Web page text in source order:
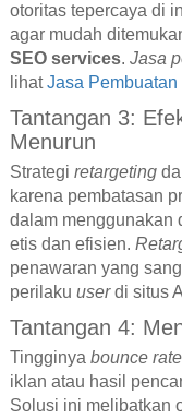
otoritas tepercaya di
agar mudah
SEO services. Jasa
lihatJasa Pembuatan
Tantangan 3:
Menurun
Strategi retargeting
karena pembatasan
dalam menggunakan
etis dan efisien.
penawaran yang
perilaku userdi situs
Tantangan 4:
Tingginya bounce rate
iklan atau hasil
Solusi ini melibatkan